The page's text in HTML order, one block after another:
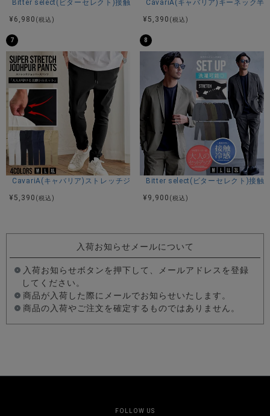
Bitter select(ビターセレクト)接触冷感スーパーストレッチバンドカラー
¥ 6,980 (税込)
CavariA(キャバリア)キーネック半
¥ 5,390 (税込)
7
CavariA(キャバリア)ストレッチジョッパーパンツ/全4色
¥ 5,390 (税込)
8
Bitter select(ビターセレクト)接触
¥ 9,900 (税込)
入荷お知らせメールについて
入荷お知らせボタンを押下して、メールアドレスを登録
してください。
商品が入荷した際にメールでお知らせいたします。
商品の入荷やご注文を確定するものではありません。
FOLLOW US